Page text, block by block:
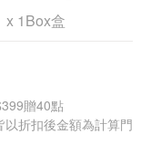
1Box盒
贈40點
折扣後金額為計算門